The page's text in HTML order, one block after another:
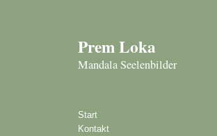
Prem Loka
Mandala Seelenbilder
Start
Kontakt